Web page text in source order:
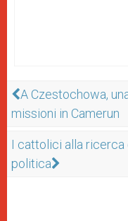
A Czestochowa,
missioni in Camerun
I cattolici alla ricerca
politica